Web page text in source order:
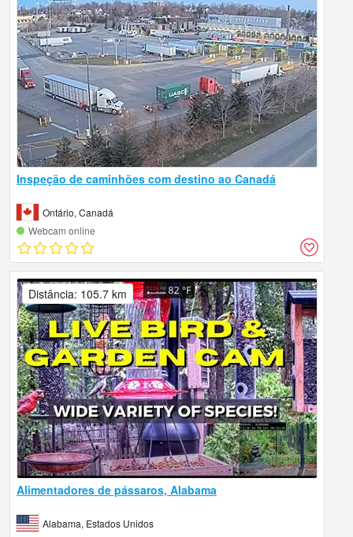
Inspeção de caminhões com destino ao Canadá
Ontário, Canadá
Webcam online
Alimentadores de pássaros, Alabama
Alabama, Estados Unidos
Distância: 105.7 km